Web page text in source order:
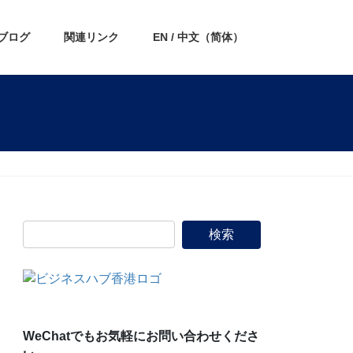
ログ 関連リンク EN / 中文（简体）
WeChatでもお気軽にお問い合わせくださ